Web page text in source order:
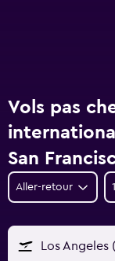
Vols pas
San
Aller-retour
Los Angeles